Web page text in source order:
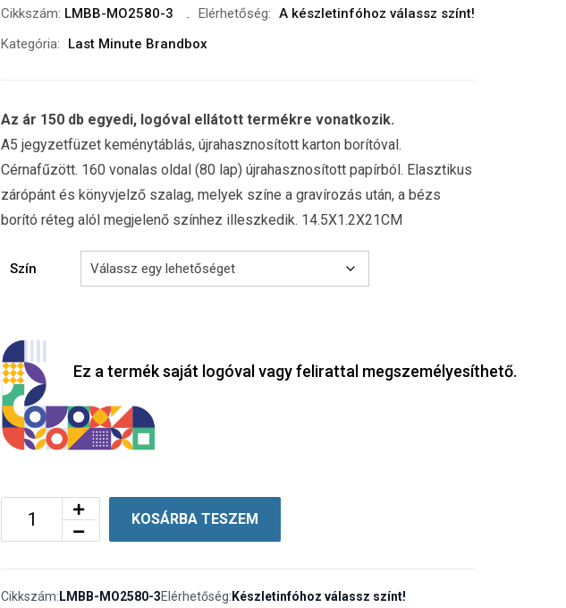
Cikkszám: LMBB-MO2580-3 Elérhetőség: A készletinfóhoz válassz színt!
Kategória:
Last Minute Brandbox
Az ár 150 db egyedi, logóval ellátott termékre vonatkozik.
A5 jegyzetfüzet keménytáblás, újrahasznosított karton borítóval.
Cérnafűzött. 160 vonalas oldal (80 lap) újrahasznosított papírból. Elasztikus
zárópánt és könyvjelző szalag, melyek színe a gravírozás után, a bézs
borító réteg alól megjelenő színhez illeszkedik. 14.5X1.2X21CM
Szín
Ez a termék saját logóval vagy felirattal megszemélyesíthető.
KOSÁRBA TESZEM
Cikkszám: LMBB-MO2580-3Elérhetőség: Készletinfóhoz válassz színt!